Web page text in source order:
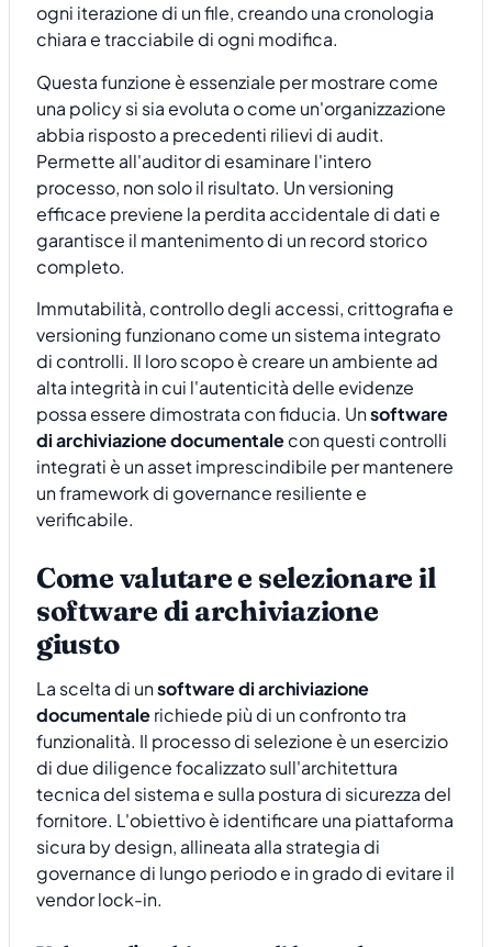
ogni iterazione di un file, creando una cronologia
chiara e tracciabile di ogni modifica.
Questa funzione è essenziale per mostrare come
una policy si sia evoluta o come un'organizzazione
abbia risposto a precedenti rilievi di audit.
Permette all'auditor di esaminare l'intero
processo, non solo il risultato. Un versioning
efficace previene la perdita accidentale di dati e
garantisce il mantenimento di un record storico
completo.
Immutabilità, controllo degli accessi, crittografia e
versioning funzionano come un sistema integrato
di controlli. Il loro scopo è creare un ambiente ad
alta integrità in cui l'autenticità delle evidenze
possa essere dimostrata con fiducia. Unsoftware
di archiviazione documentalecon questi controlli
integrati è un asset imprescindibile per mantenere
un framework di governance resiliente e
verificabile.
Come valutare e selezionare il
software di archiviazione
giusto
La scelta di unsoftware di archiviazione
documentalerichiede più di un confronto tra
funzionalità. Il processo di selezione è un esercizio
di due diligence focalizzato sull'architettura
tecnica del sistema e sulla postura di sicurezza del
fornitore. L'obiettivo è identificare una piattaforma
sicura by design, allineata alla strategia di
governance di lungo periodo e in grado di evitare il
vendor lock-in.